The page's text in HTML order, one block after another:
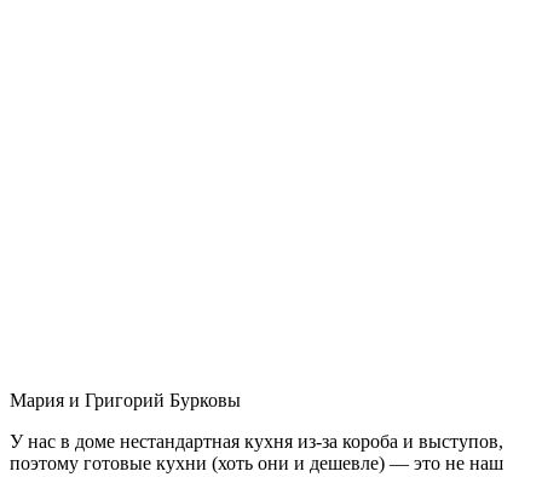
Мария и Григорий Бурковы
У нас в доме нестандартная кухня из-за короба и выступов,
поэтому готовые кухни (хоть они и дешевле) — это не наш